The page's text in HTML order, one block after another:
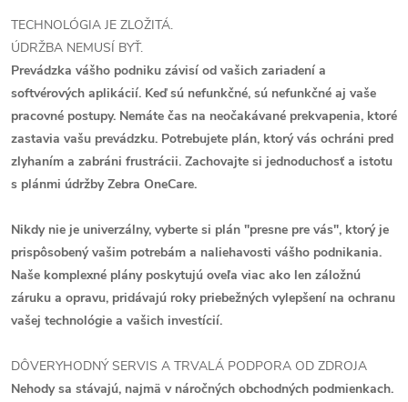
TECHNOLÓGIA JE ZLOŽITÁ.
ÚDRŽBA NEMUSÍ BYŤ.
Prevádzka vášho podniku závisí od vašich zariadení a
softvérových aplikácií. Keď sú nefunkčné, sú nefunkčné aj vaše
pracovné postupy. Nemáte čas na neočakávané prekvapenia, ktoré
zastavia vašu prevádzku. Potrebujete plán, ktorý vás ochráni pred
zlyhaním a zabráni frustrácii. Zachovajte si jednoduchosť a istotu
s plánmi údržby Zebra OneCare.
Nikdy nie je univerzálny, vyberte si plán "presne pre vás", ktorý je
prispôsobený vašim potrebám a naliehavosti vášho podnikania.
Naše komplexné plány poskytujú oveľa viac ako len záložnú
záruku a opravu, pridávajú roky priebežných vylepšení na ochranu
vašej technológie a vašich investícií.
DÔVERYHODNÝ SERVIS A TRVALÁ PODPORA OD ZDROJA
Nehody sa stávajú, najmä v náročných obchodných podmienkach.